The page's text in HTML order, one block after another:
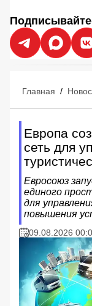
Главная /
Европа
сеть для
Евросоюз
единого
для
повышения
09.08.2026